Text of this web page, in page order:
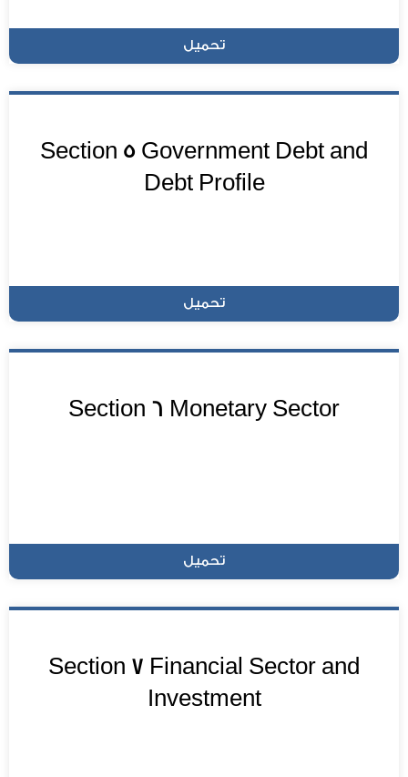
تحميل
Section 5 Government Debt and
Debt Profile
تحميل
Section 6 Monetary Sector
تحميل
Section 7 Financial Sector and
Investment